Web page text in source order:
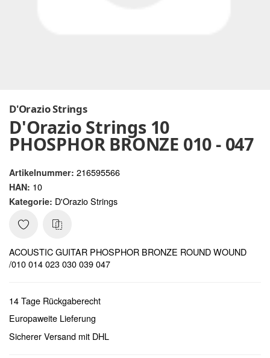
D'Orazio Strings
D'Orazio Strings 10
PHOSPHOR BRONZE 010 - 047
Artikelnummer: 216595566
HAN: 10
Kategorie: D'Orazio Strings
ACOUSTIC GUITAR PHOSPHOR BRONZE ROUND WOUND
/010 014 023 030 039 047
14 Tage Rückgaberecht
Europaweite Lieferung
Sicherer Versand mit DHL